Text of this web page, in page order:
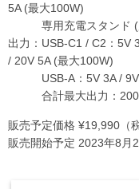
5A (最大100W)
専用充電スタンド (
出力：USB-C1 / C2：5V
/ 20V 5A (最大100W)
USB-A：5V 3A / 9V
合計最大出力：
販売予定価格 ¥19,990（税
販売開始予定 2023年8月